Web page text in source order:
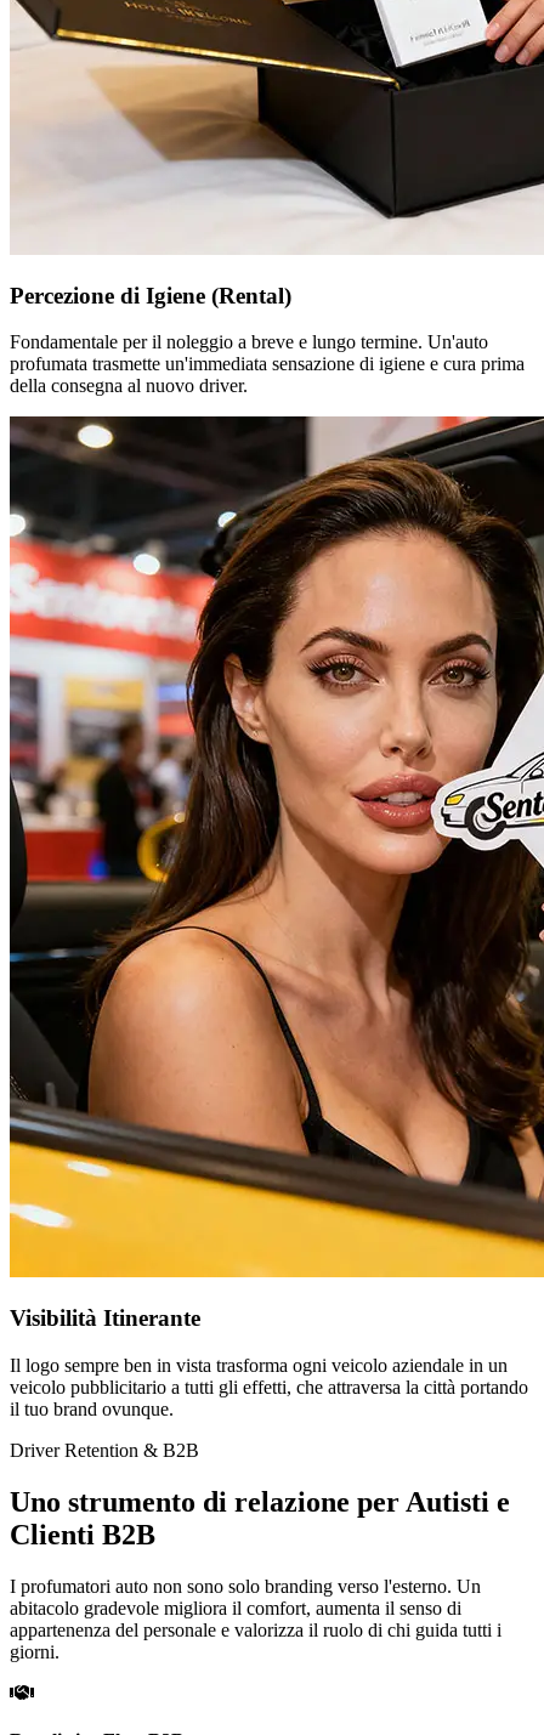
Percezione di Igiene (Rental)
Fondamentale per il noleggio a breve e lungo termine. Un'auto
profumata trasmette un'immediata sensazione di igiene e cura prima
della consegna al nuovo driver.
Visibilità Itinerante
Il logo sempre ben in vista trasforma ogni veicolo aziendale in un
veicolo pubblicitario a tutti gli effetti, che attraversa la città portando
il tuo brand ovunque.
Driver Retention & B2B
Uno strumento di relazione per Autisti e
Clienti B2B
I profumatori auto non sono solo branding verso l'esterno. Un
abitacolo gradevole migliora il comfort, aumenta il senso di
appartenenza del personale e valorizza il ruolo di chi guida tutti i
giorni.